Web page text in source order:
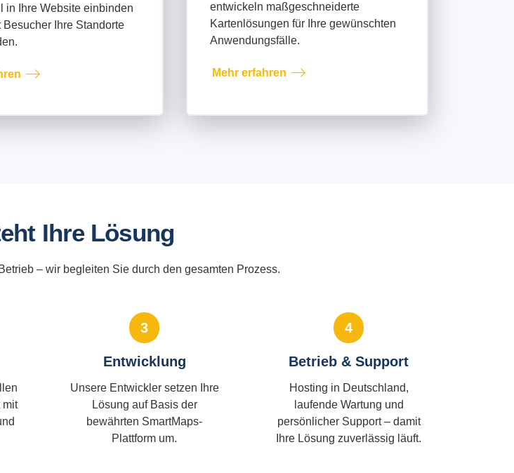
in Ihre Website einbinden
Besucher Ihre Standorte
entwickeln maßgeschneiderte
Kartenlösungen für Ihre gewünschten
Anwendungsfälle.
Mehr erfahren
Ihre Lösung
– wir begleiten Sie durch den gesamten Prozess.
mit
3
Entwicklung
Unsere Entwickler setzen Ihre
Lösung auf Basis der
bewährten SmartMaps-
Plattform um.
4
Betrieb & Support
Hosting in Deutschland,
laufende Wartung und
persönlicher Support – damit
Ihre Lösung zuverlässig läuft.